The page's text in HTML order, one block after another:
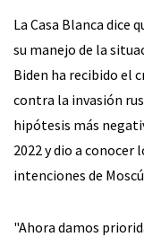
La Casa Blanca dice
su manejo de la
Biden ha recibido el
contra la invasión
hipótesis más
2022 y dio a
intenciones de
"Ahora damos